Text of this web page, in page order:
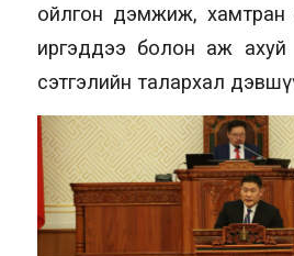
ойлгон дэмжиж, хамтран
иргэддээ болон аж ахуй
сэтгэлийн талархал